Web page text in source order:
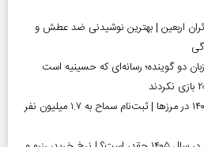
اربعین | بهترین نوشیدنی ضد عطش و
زبان دو گوینده؛ رسانه‌ای که حسینیه است
آغاز رسمی برنامه‌های اربعین ۱۴۰۵ در مرز‌ها | ثبت‌نام سماح به ۱.۷ میلیون نفر